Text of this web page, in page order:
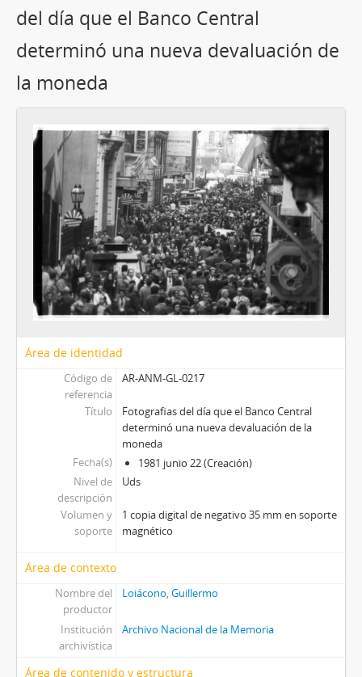
del día que el Banco Central
determinó una nueva devaluación de
la moneda
Área de identidad
Código de
referencia
AR-ANM-GL-0217
Título
Fotografias del día que el Banco Central
determinó una nueva devaluación de la
moneda
Fecha(s)
1981 junio 22 (Creación)
Nivel de
descripción
Uds
Volumen y
soporte
1 copia digital de negativo 35 mm en soporte
magnético
Área de contexto
Nombre del
productor
Loiácono, Guillermo
Institución
archivística
Archivo Nacional de la Memoria
Área de contenido y estructura